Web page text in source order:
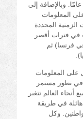
وبالإضافة إلى
المعلومات
المحددة
في فترات أقصر
فرنسا) ثم
على المعلومات
تطور مستمر
العالم تتغير
هائلة في طريقة
وكل